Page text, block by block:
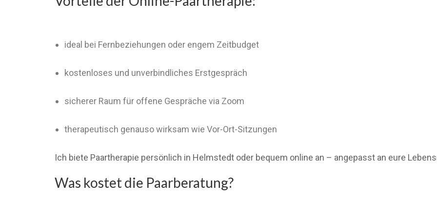
ideal bei Fernbeziehungen oder engem Zeitbudget
kostenloses und unverbindliches Erstgespräch
sicherer Raum für offene Gespräche via Zoom
therapeutisch genauso wirksam wie Vor-Ort-Sitzungen
Ich biete Paartherapie persönlich in Helmstedt oder bequem online an – angepasst an eure
Was kostet die Paarberatung?